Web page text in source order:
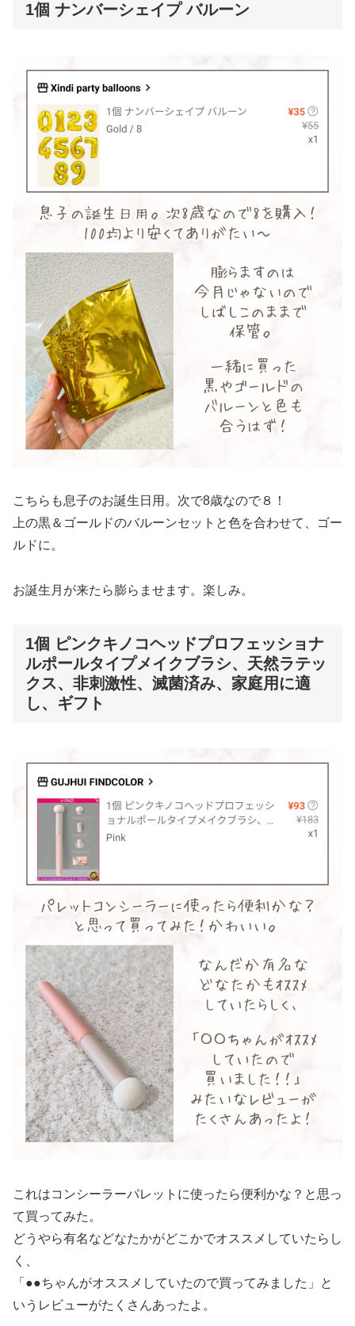
1個 ナンバーシェイプ バルーン
こちらも息子のお誕生日用。次で8歳なので８！
上の黒＆ゴールドのバルーンセットと色を合わせて、ゴー
ルドに。
お誕生月が来たら膨らませます。楽しみ。
1個 ピンクキノコヘッドプロフェッショナ
ルポールタイプメイクブラシ、天然ラテッ
クス、非刺激性、滅菌済み、家庭用に適
し、ギフト
これはコンシーラーパレットに使ったら便利かな？と思っ
て買ってみた。
どうやら有名などなたかがどこかでオススメしていたらし
く、
「●●ちゃんがオススメしていたので買ってみました」と
いうレビューがたくさんあったよ。